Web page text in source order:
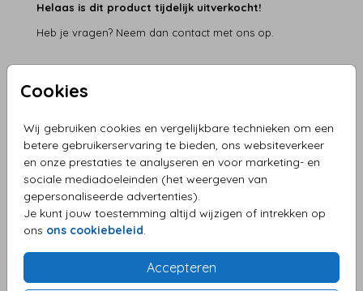
Cookies
Wij gebruiken cookies en vergelijkbare technieken om een
betere gebruikerservaring te bieden, ons websiteverkeer
en onze prestaties te analyseren en voor marketing- en
sociale mediadoeleinden (het weergeven van
gepersonaliseerde advertenties).
Je kunt jouw toestemming altijd wijzigen of intrekken op
ons ons cookiebeleid.
Accepteren
Helaas is dit product tijdelijk uitverkocht!
Heb je vragen? Neem dan contact met ons op.
Pocketfold langwerpig parelmoer 185 x 125 mm
Overzicht prijzen - Pocketfold langwerpig
parelmoer
Min. aantal Max. aantal
10
19
€ 2,05
20
29
€ 1,85